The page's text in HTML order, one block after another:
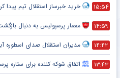
۱۵:۵۴ خرید خبرساز استقلال تیم پیدا
۱۴:۵۹ معمار پرسپولیس به دنبال بازگشت به
۱۴:۴۲ مدیران استقلال صدای اسطوره
۱۳:۴۳ اتفاق شوکه کننده برای ستاره